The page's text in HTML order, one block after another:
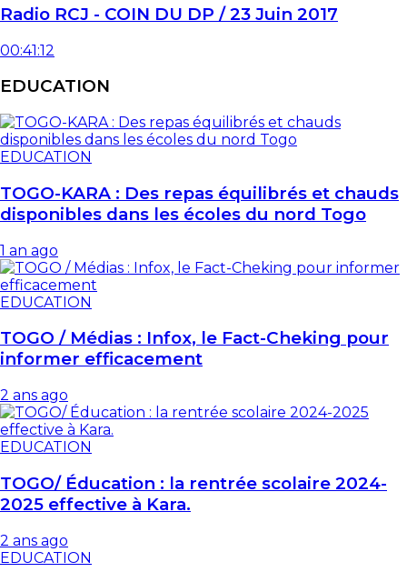
Radio RCJ - COIN DU DP / 23 Juin 2017
00:41:12
EDUCATION
EDUCATION
TOGO-KARA : Des repas équilibrés et chauds
disponibles dans les écoles du nord Togo
1 an ago
EDUCATION
TOGO / Médias : Infox, le Fact-Cheking pour
informer efficacement
2 ans ago
EDUCATION
TOGO/ Éducation : la rentrée scolaire 2024-
2025 effective à Kara.
2 ans ago
EDUCATION